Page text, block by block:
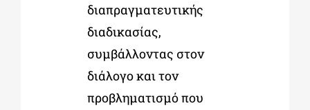
διαπραγματευτικής
διαδικασίας,
συμβάλλοντας στον
διάλογο και τον
προβληματισμό που